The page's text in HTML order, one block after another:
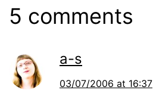
5 comments
a-s
03/07/2006 at 16:37